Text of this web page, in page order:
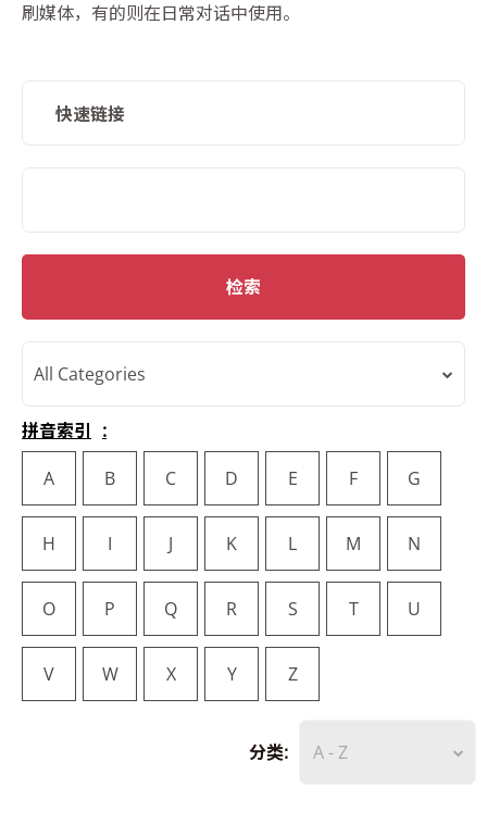
刷媒体，有的则在日常对话中使用。
快速链接
检索
All Categories
拼音索引
A
B C D E F G
H I J K L M N
O P Q R S T U
V W X Y Z
分类: A - Z